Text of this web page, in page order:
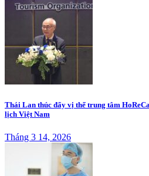
Thái Lan thúc đẩy vị thế trung tâm
lịch Việt Nam
Tháng 3 14, 2026